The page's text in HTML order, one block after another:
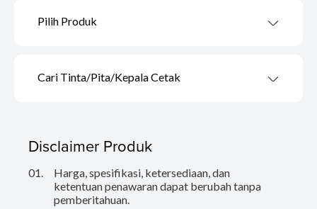
Pilih Produk
Cari Tinta/Pita/Kepala Cetak
Disclaimer Produk
01.
Harga, spesifikasi, ketersediaan, dan
ketentuan penawaran dapat berubah tanpa
pemberitahuan.